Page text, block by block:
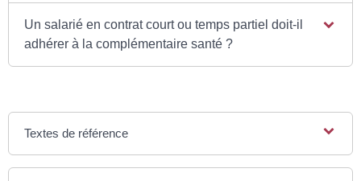
Un salarié en contrat court ou temps partiel doit-il
adhérer à la complémentaire santé ?
Textes de référence